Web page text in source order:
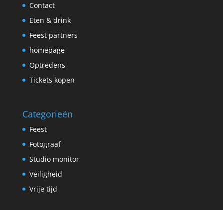
Contact
Eten & drink
Feest partners
homepage
Optredens
Tickets kopen
Categorieën
Feest
Fotograaf
Studio monitor
Veiligheid
Vrije tijd